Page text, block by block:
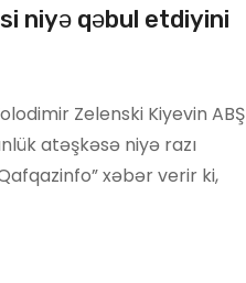
niyə qəbul etdiyini
Zelenski Kiyevin ABŞ
atəşkəsə niyə razı
xəbər verir ki,